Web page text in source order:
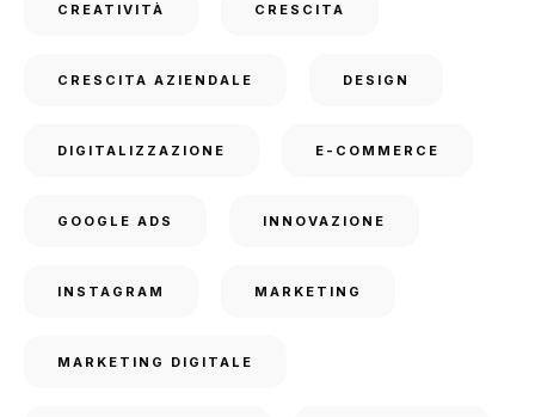
CREATIVITÀ CRESCITA
CRESCITA AZIENDALE DESIGN
DIGITALIZZAZIONE E-COMMERCE
GOOGLE ADS INNOVAZIONE
INSTAGRAM MARKETING
MARKETING DIGITALE